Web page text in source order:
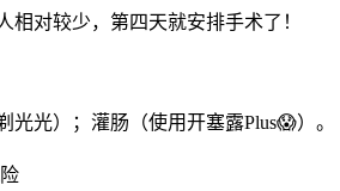
相对较少，第四天就安排手术了！
光光）；灌肠（使用开塞露Plus😱）。